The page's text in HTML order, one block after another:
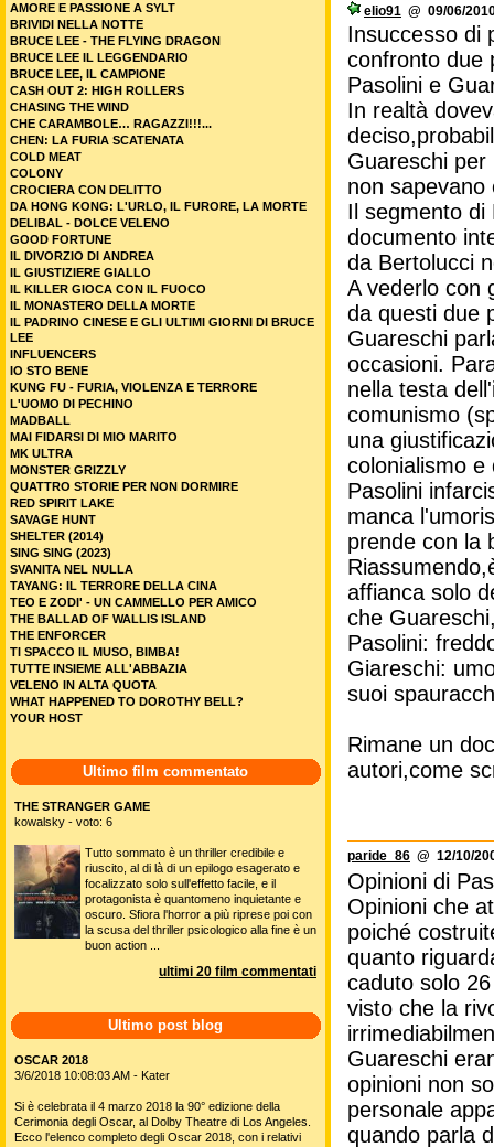
elio91 @ 09/06/
Insuccesso di
confronto due
Pasolini e
In realtà
Guareschi per
non
Il segmento di
documento
da Bertolucci
A vederlo con
da questi due
Guareschi
occasioni.
nella testa
comunismo
una
colonialismo e
Pasolini
manca
prende con la
affianca solo
che
Pasolini:
Giareschi:
suoi
Rimane un
autori,come
paride_86 @ 12/10/
Opinioni di
Opinioni che
poiché
quanto
caduto solo
visto che la
Guareschi
opinioni non
personale
quando parla
AMORE E PASSIONE A SYLT
BRIVIDI NELLA NOTTE
BRUCE LEE - THE FLYING DRAGON
BRUCE LEE IL LEGGENDARIO
BRUCE LEE, IL CAMPIONE
CASH OUT 2: HIGH ROLLERS
CHASING THE WIND
CHE CARAMBOLE… RAGAZZI!!!...
CHEN: LA FURIA SCATENATA
COLD MEAT
COLONY
CROCIERA CON DELITTO
DA HONG KONG: L'URLO, IL FURORE, LA MORTE
DELIBAL - DOLCE VELENO
GOOD FORTUNE
IL DIVORZIO DI ANDREA
IL GIUSTIZIERE GIALLO
IL KILLER GIOCA CON IL FUOCO
IL MONASTERO DELLA MORTE
IL PADRINO CINESE E GLI ULTIMI GIORNI DI BRUCE
LEE
INFLUENCERS
IO STO BENE
KUNG FU - FURIA, VIOLENZA E TERRORE
L'UOMO DI PECHINO
MADBALL
MAI FIDARSI DI MIO MARITO
MK ULTRA
MONSTER GRIZZLY
QUATTRO STORIE PER NON DORMIRE
RED SPIRIT LAKE
SAVAGE HUNT
SHELTER (2014)
SING SING (2023)
SVANITA NEL NULLA
TAYANG: IL TERRORE DELLA CINA
TEO E ZODI' - UN CAMMELLO PER AMICO
THE BALLAD OF WALLIS ISLAND
THE ENFORCER
TI SPACCO IL MUSO, BIMBA!
TUTTE INSIEME ALL'ABBAZIA
VELENO IN ALTA QUOTA
WHAT HAPPENED TO DOROTHY BELL?
YOUR HOST
Ultimo film commentato
THE STRANGER GAME
kowalsky - voto: 6
Tutto sommato è un thriller credibile e
riuscito, al di là di un epilogo esagerato e
focalizzato solo sull'effetto facile, e il
protagonista è quantomeno inquietante e
oscuro. Sfiora l'horror a più riprese poi con
la scusa del thriller psicologico alla fine è un
buon action ...
ultimi 20 film commentati
Ultimo post blog
OSCAR 2018
3/6/2018 10:08:03 AM - Kater
Si è celebrata il 4 marzo 2018 la 90° edizione della
Cerimonia degli Oscar, al Dolby Theatre di Los Angeles.
Ecco l'elenco completo degli Oscar 2018, con i relativi